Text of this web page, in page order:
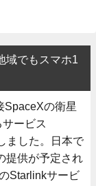
域でもスマホ1
SpaceXの衛星
ービス
ました。日本で
提供が予定され
Starlinkサービ